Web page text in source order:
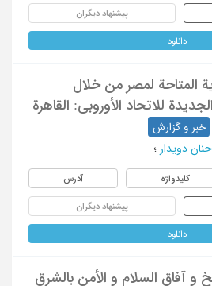
پیشنهاد دیگران
دانلود
المتاحة لمصر من خلال
للاتحاد الأوروبی: القاهرة
خبر و گزارش
حنان دویدار ؛
کلیدواژه آدرس
پیشنهاد دیگران
دانلود
و آفاق السلام و الأمن بالشرق